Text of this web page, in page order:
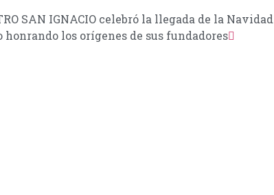
SAN IGNACIO celebró la llegada de la Navidad
los orígenes de sus fundadores